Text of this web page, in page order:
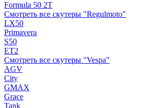
Formula 50 2Т
Смотреть все скутеры "Regulmoto"
LX50
Primavera
S50
ET2
Смотреть все скутеры "Vespa"
AGV
City
GMAX
Grace
Tank